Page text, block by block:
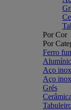
Por Cor
Por
Ferro
Aço
Aço
Grés